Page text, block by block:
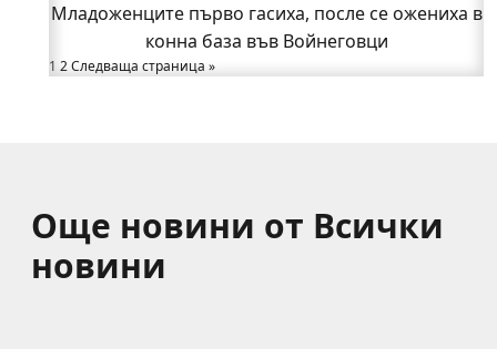
(ВИДЕО)
Вижте как Шумският манастир възкръсна за нов
живот пред очите на цяла България
Младоженците първо гасиха, после се ожениха в
конна база във Войнеговци
1 2Следваща страница »
Още новини от Всички
новини